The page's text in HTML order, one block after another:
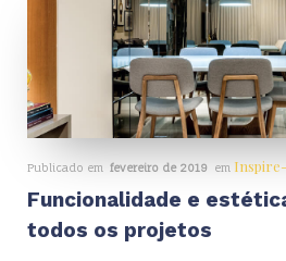
Publicado em fevereiro de 2019 em
Funcionalidade e
todos os projetos